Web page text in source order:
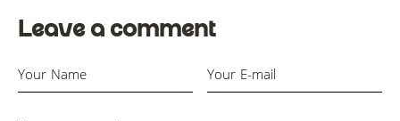
Leave a comment